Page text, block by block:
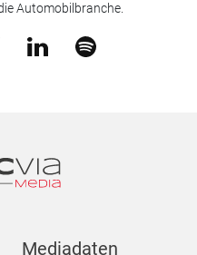
Automobilbranche.
Mediadaten